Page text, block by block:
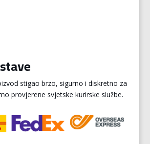
stigao brzo, sigurno i diskretno za
provjerene svjetske kurirske službe.